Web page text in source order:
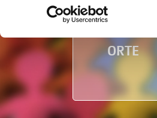
ORTE